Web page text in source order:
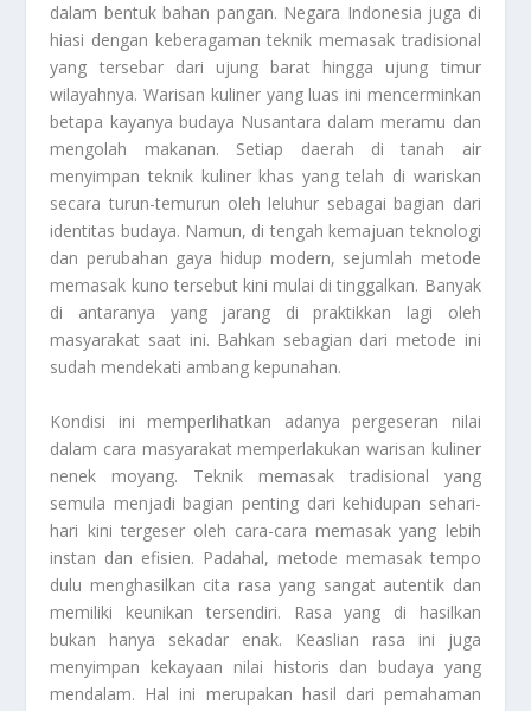
dalam bentuk bahan pangan. Negara Indonesia juga di
hiasi dengan keberagaman teknik memasak tradisional
yang tersebar dari ujung barat hingga ujung timur
wilayahnya. Warisan kuliner yang luas ini mencerminkan
betapa kayanya budaya Nusantara dalam meramu dan
mengolah makanan. Setiap daerah di tanah air
menyimpan teknik kuliner khas yang telah di wariskan
secara turun-temurun oleh leluhur sebagai bagian dari
identitas budaya. Namun, di tengah kemajuan teknologi
dan perubahan gaya hidup modern, sejumlah metode
memasak kuno tersebut kini mulai di tinggalkan. Banyak
di antaranya yang jarang di praktikkan lagi oleh
masyarakat saat ini. Bahkan sebagian dari metode ini
sudah mendekati ambang kepunahan.
Kondisi ini memperlihatkan adanya pergeseran nilai
dalam cara masyarakat memperlakukan warisan kuliner
nenek moyang. Teknik memasak tradisional yang
semula menjadi bagian penting dari kehidupan sehari-
hari kini tergeser oleh cara-cara memasak yang lebih
instan dan efisien. Padahal, metode memasak tempo
dulu menghasilkan cita rasa yang sangat autentik dan
memiliki keunikan tersendiri. Rasa yang di hasilkan
bukan hanya sekadar enak. Keaslian rasa ini juga
menyimpan kekayaan nilai historis dan budaya yang
mendalam. Hal ini merupakan hasil dari pemahaman